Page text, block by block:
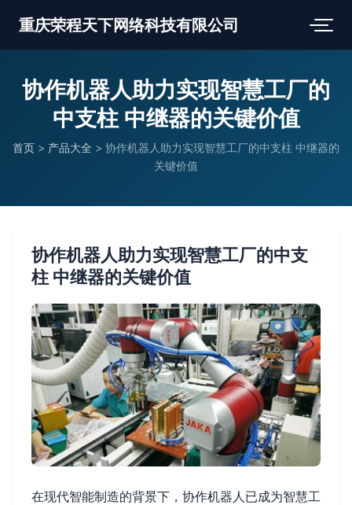
重庆荣程天下网络科技有限公司
协作机器人助力实现智慧工厂的
中支柱 中继器的关键价值
首页 > 产品大全 > 协作机器人助力实现智慧工厂的中支柱 中继器的
关键价值
协作机器人助力实现智慧工厂的中支
柱 中继器的关键价值
在现代智能制造的背景下，协作机器人已成为智慧工